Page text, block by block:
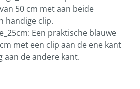
50 cm met aan beide
handige clip.
Een praktische blauwe
met een clip aan de ene kant
aan de andere kant.